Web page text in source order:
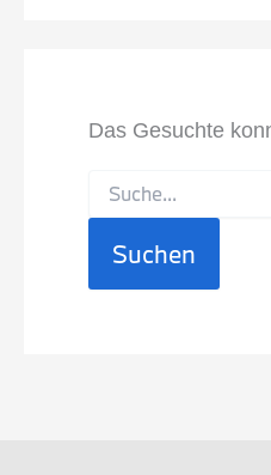
Das Gesuchte
nach: